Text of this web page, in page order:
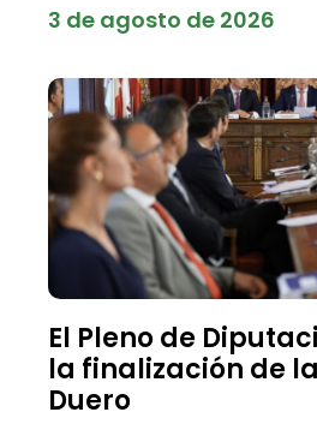
3 de agosto de 2026
El Pleno de
la finalización de
Duero